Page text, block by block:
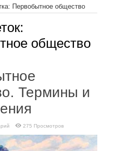
Первобытное общество
общество
Термины и
275 Просмотров